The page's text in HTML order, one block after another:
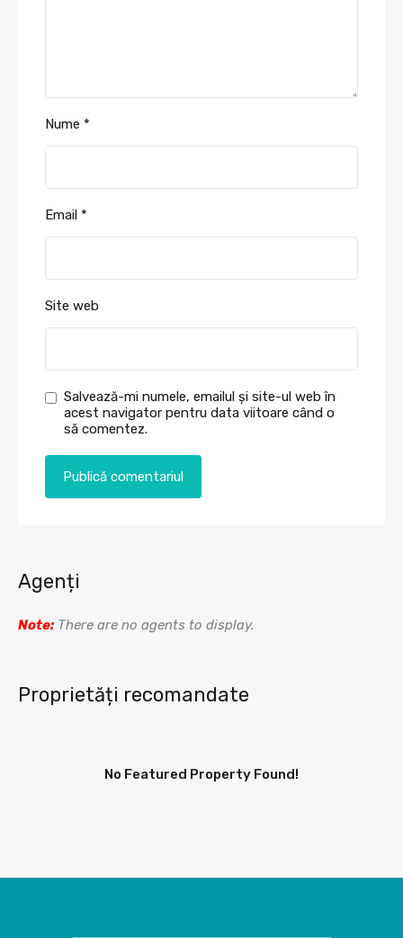
Nume *
Email *
Site web
Salvează-mi numele, emailul și site-ul web în
acest navigator pentru data viitoare când o
să comentez.
Agenți
Note:There are no agents to display.
Proprietăți recomandate
No Featured Property Found!